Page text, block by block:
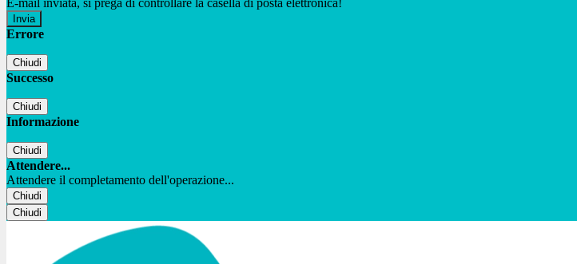
E-mail inviata, si prega di controllare la casella di posta elettronica!
Errore
Chiudi
Successo
Chiudi
Informazione
Chiudi
Attendere...
Attendere il completamento dell'operazione...
Chiudi
Chiudi